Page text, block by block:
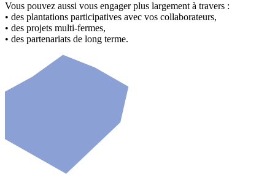
Vous pouvez aussi vous engager plus largement à travers :
• des plantations participatives avec vos collaborateurs,
• des projets multi-fermes,
• des partenariats de long terme.